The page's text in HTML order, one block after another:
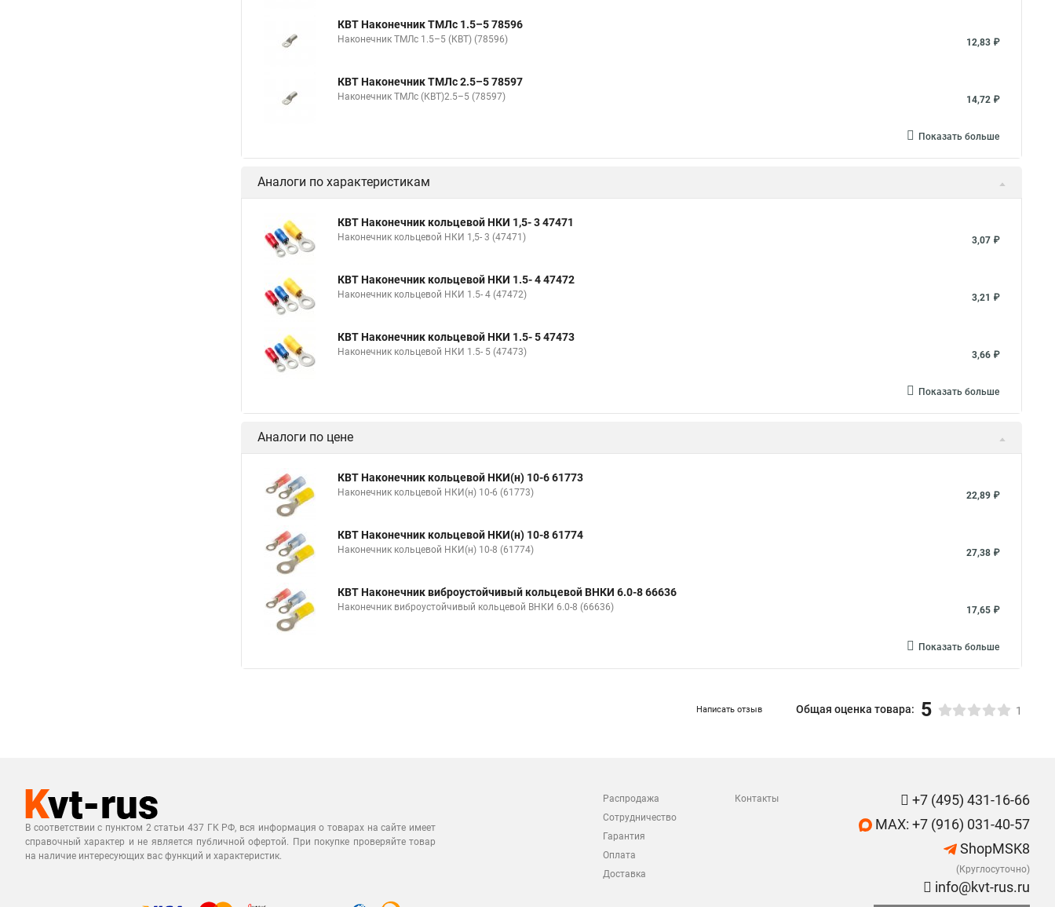
КВТ Наконечник ТМЛс 1.5–5 78596
Наконечник ТМЛс 1.5–5 (КВТ) (78596) 12,83 ₽
КВТ Наконечник ТМЛс 2.5–5 78597
Наконечник ТМЛс (КВТ)2.5–5 (78597) 14,72 ₽
Показать больше
Аналоги по характеристикам
КВТ Наконечник кольцевой НКИ 1,5- 3 47471
Наконечник кольцевой НКИ 1,5- 3 (47471) 3,07 ₽
КВТ Наконечник кольцевой НКИ 1.5- 4 47472
Наконечник кольцевой НКИ 1.5- 4 (47472) 3,21 ₽
КВТ Наконечник кольцевой НКИ 1.5- 5 47473
Наконечник кольцевой НКИ 1.5- 5 (47473) 3,66 ₽
Показать больше
Аналоги по цене
КВТ Наконечник кольцевой НКИ(н) 10-6 61773
Наконечник кольцевой НКИ(н) 10-6 (61773) 22,89 ₽
КВТ Наконечник кольцевой НКИ(н) 10-8 61774
Наконечник кольцевой НКИ(н) 10-8 (61774) 27,38 ₽
КВТ Наконечник виброустойчивый кольцевой ВНКИ 6.0-8 66636
Наконечник виброустойчивый кольцевой ВНКИ 6.0-8 (66636) 17,65 ₽
Показать больше
Написать отзыв Общая оценка товара: 5 1
В соответствии с пунктом 2 статьи 437 ГК РФ, вся информация о товарах на сайте имеет
справочный характер и не является публичной офертой. При покупке проверяйте товар
на наличие интересующих вас функций и характеристик.
Распродажа
Сотрудничество
Гарантия
Оплата
Доставка
Контакты
+7 (495) 431-16-66
MAX: +7 (916) 031-40-57
ShopMSK8
(Круглосуточно)
info@kvt-rus.ru